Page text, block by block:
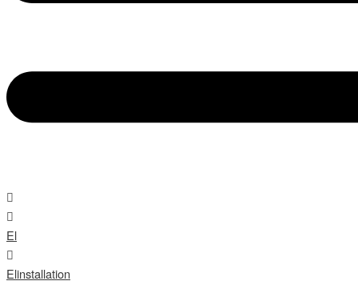
El
Elinstallation